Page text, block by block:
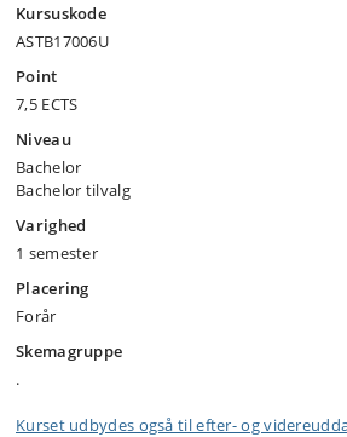
Kursuskode
ASTB17006U
Point
7,5 ECTS
Niveau
Bachelor
Bachelor tilvalg
Varighed
1 semester
Placering
Forår
Skemagruppe
.
Kurset udbydes også til efter- og